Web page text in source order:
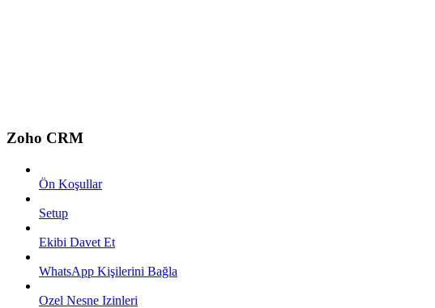
Zoho CRM
Ön Koşullar
Setup
Ekibi Davet Et
WhatsApp Kişilerini Bağla
Ozel Nesne Izinleri